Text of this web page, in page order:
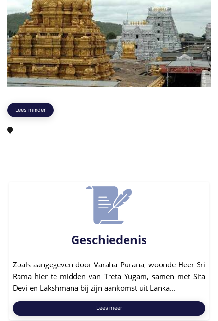
Lees minder
Geschiedenis
Zoals aangegeven door Varaha Purana, woonde Heer Sri
Rama hier te midden van Treta Yugam, samen met Sita
Devi en Lakshmana bij zijn aankomst uit Lanka...
Lees meer